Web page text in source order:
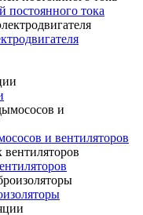
постоянного тока
и вентиляторов